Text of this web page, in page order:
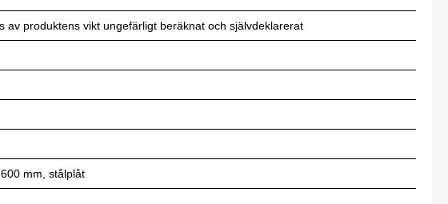
av produktens vikt ungefärligt beräknat och självdeklarerat
mm, stålplåt